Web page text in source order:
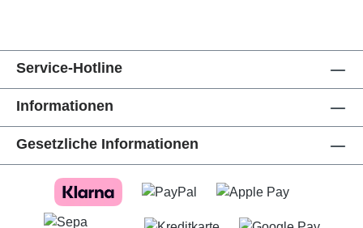
Service-Hotline
Informationen
Gesetzliche Informationen